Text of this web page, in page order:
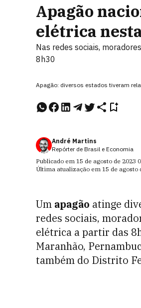
Apagão
elétrica
Nas redes sociais,
8h30
Apagão: diversos estados tiveram
André Martins
Repórter de Brasil e Economia
Publicado em 15 de agosto de 2023
Última atualização em 15 de agosto
Um apagão atinge
redes sociais,
elétrica a partir das
Maranhão,
também do Distrito